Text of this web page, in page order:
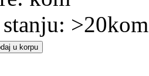
>20kom